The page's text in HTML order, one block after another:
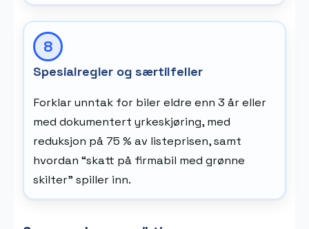
Spesialregler og særtilfeller
Forklar unntak for biler eldre enn 3 år eller
med dokumentert yrkeskjøring, med
reduksjon på 75 % av listeprisen, samt
hvordan “skatt på firmabil med grønne
skilter” spiller inn.